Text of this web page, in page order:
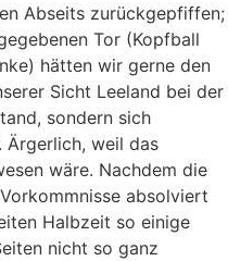
Abseits zurückgepfiffen;
Tor (Kopfball
hätten wir gerne den
Sicht Leeland bei der
sondern sich
Ärgerlich, weil das
wäre. Nachdem die
absolviert
Halbzeit so einige
nicht so ganz